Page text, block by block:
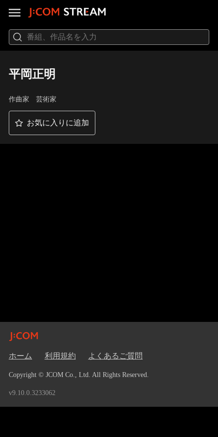
平岡正明
作曲家 芸術家
お気に入りに追加
ホーム 利用規約 よくあるご質問
Copyright © JCOM Co., Ltd. All Rights Reserved.
v9.10.0.3233062